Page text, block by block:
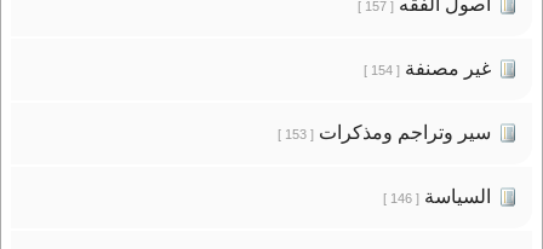
[ 157 ]
غير مصنفة[ 154 ]
سير وتراجم ومذكرات[ 153 ]
السياسة[ 146 ]